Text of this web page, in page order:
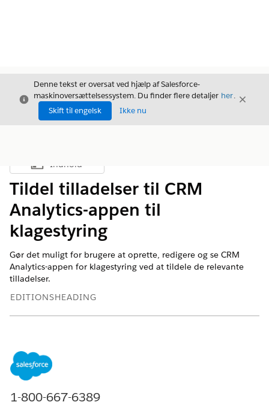
Luk
Denne tekst er oversat ved hjælp af Salesforce-
maskinoversættelsessystem. Du finder flere detaljer her.
Skift til engelsk
Ikke nu
Luk
Vis indholdsfortegnelse
Indhold
Tildel tilladelser til CRM
Analytics-appen til
klagestyring
Gør det muligt for brugere at oprette, redigere og se CRM
Analytics-appen for klagestyring ved at tildele de relevante
tilladelser.
EDITIONSHEADING
hvor Financial Services Cloud er aktiveret
1-800-667-6389